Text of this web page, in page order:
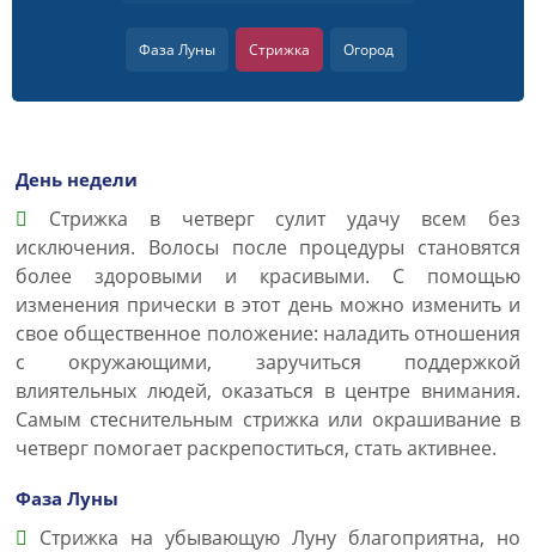
Фаза Луны Стрижка Огород
День недели
Cтрижка в четверг сулит удачу всем без
исключения. Волосы после процедуры становятся
более здоровыми и красивыми. С помощью
изменения прически в этот день можно изменить и
свое общественное положение: наладить отношения
с окружающими, заручиться поддержкой
влиятельных людей, оказаться в центре внимания.
Самым стеснительным стрижка или окрашивание в
четверг помогает раскрепоститься, стать активнее.
Фаза Луны
Стрижка на убывающую Луну благоприятна, но